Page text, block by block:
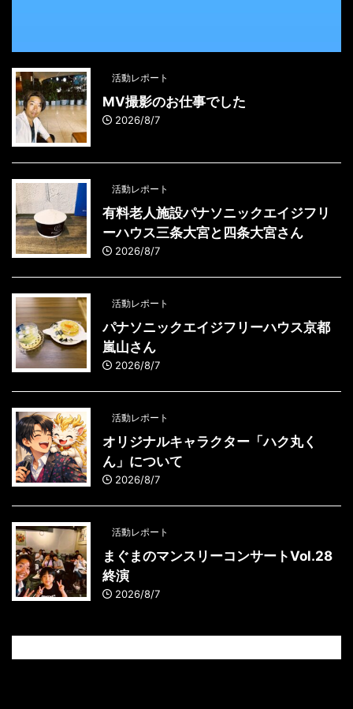
活動レポート
MV撮影のお仕事でした
2026/8/7
活動レポート
有料老人施設パナソニックエイジフリ
ーハウス三条大宮と四条大宮さん
2026/8/7
活動レポート
パナソニックエイジフリーハウス京都
嵐山さん
2026/8/7
活動レポート
オリジナルキャラクター「ハク丸く
ん」について
2026/8/7
活動レポート
まぐまのマンスリーコンサートVol.28
終演
2026/8/7